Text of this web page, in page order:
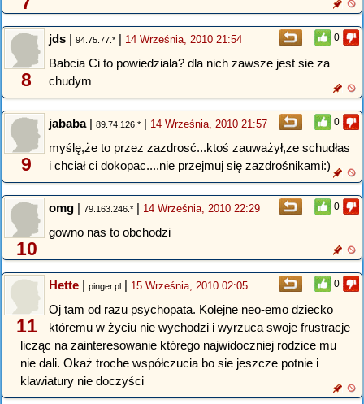
0
8
jds | 94.75.77.* | 14 Września, 2010 21:54
Babcia Ci to powiedziala? dla nich zawsze jest sie za
chudym
0
9
jababa| 89.74.126.* | 14 Września, 2010 21:57
myślę,że to przez zazdrosć...ktoś zauważył,ze schudłas
i chciał ci dokopac....nie przejmuj się zazdrośnikami:)
0
10
omg | 79.163.246.* | 14 Września, 2010 22:29
gowno nas to obchodzi
0
11
Hette | pinger.pl | 15 Września, 2010 02:05
Oj tam od razu psychopata. Kolejne neo-emo dziecko
któremu w życiu nie wychodzi i wyrzuca swoje frustracje
licząc na zainteresowanie którego najwidoczniej rodzice mu
nie dali. Okaż troche współczucia bo sie jeszcze potnie i
klawiatury nie doczyści